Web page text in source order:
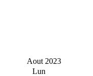
Aout 2023
Lun